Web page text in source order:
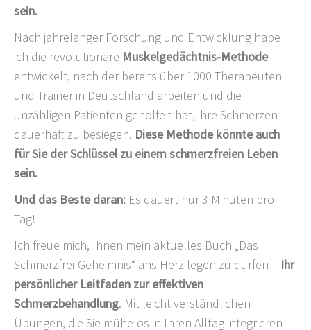
sein.
Nach jahrelanger Forschung und Entwicklung habe
ich die revolutionäre Muskelgedächtnis-Methode
entwickelt, nach der bereits über 1000 Therapeuten
und Trainer in Deutschland arbeiten und die
unzähligen Patienten geholfen hat, ihre Schmerzen
dauerhaft zu besiegen. Diese Methode könnte auch
für Sie der Schlüssel zu einem schmerzfreien Leben
sein.
Und das Beste daran: Es dauert nur 3 Minuten pro
Tag!
Ich freue mich, Ihnen mein aktuelles Buch „Das
Schmerzfrei-Geheimnis“ ans Herz legen zu dürfen – Ihr
persönlicher Leitfaden zur effektiven
Schmerzbehandlung. Mit leicht verständlichen
Übungen, die Sie mühelos in Ihren Alltag integrieren